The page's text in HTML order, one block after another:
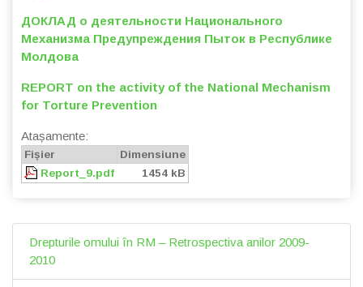
ДОКЛАД о деятельности Национального
Механизма Предупреждения Пыток в Республике
Молдова
REPORT on the activity of the National Mechanism
for Torture Prevention
Atașamente:
Fișier
Dimensiune
Report_9.pdf
1454 kB
Drepturile omului în RM – Retrospectiva anilor 2009-
2010